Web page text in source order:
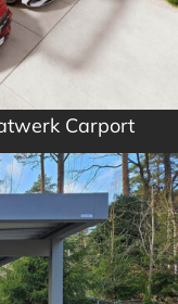
Carport